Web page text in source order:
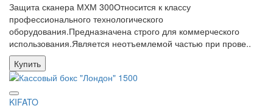
Спортивные раздевалки
Барная фурнитура
Мягкая мебель
Сушильные шкафы
Защита сканера МХМ 300Относится к классу
профессионального технологического
оборудования.Предназначена строго для коммерческого
использования.Является неотъемлемой частью при прове..
Купить
KIFATO